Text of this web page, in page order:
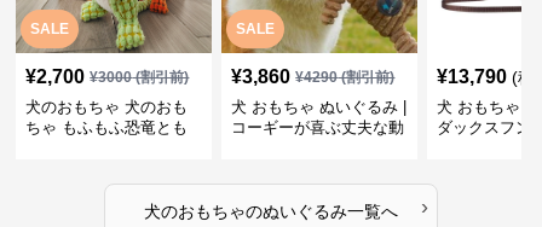
SALE
¥2,700 ¥3000(割引前)
犬のおもちゃ 犬のおも
ちゃ もふもふ恐竜とも
SALE
¥3,860 ¥4290(割引前)
犬 おもちゃ ぬいぐるみ |
コーギーが喜ぶ丈夫な動
¥13,790 (税
犬 おもちゃ
ダックスフン
犬のおもちゃのぬいぐるみ一覧へ ›